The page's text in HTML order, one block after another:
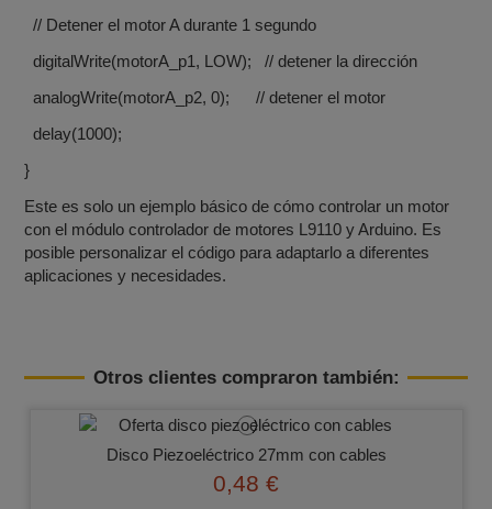
// Detener el motor A durante 1 segundo
digitalWrite(motorA_p1, LOW); // detener la dirección
analogWrite(motorA_p2, 0); // detener el motor
delay(1000);
}
Este es solo un ejemplo básico de cómo controlar un motor
con el módulo controlador de motores L9110 y Arduino. Es
posible personalizar el código para adaptarlo a diferentes
aplicaciones y necesidades.
Otros clientes compraron también:
Disco Piezoeléctrico 27mm con cables
0,48 €